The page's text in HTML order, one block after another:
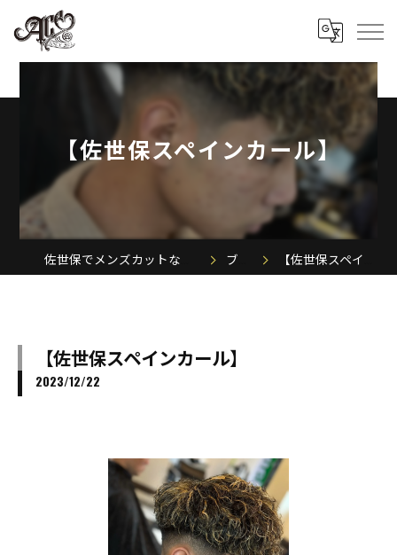
【佐世保スペインカール】
ブログ 【佐世保スペインカール】
【佐世保スペインカール】
2023/12/22